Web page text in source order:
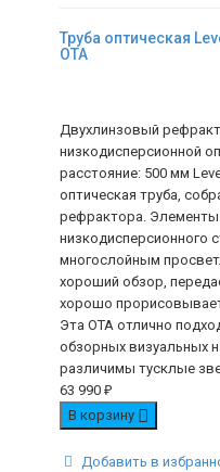
Труба оптическая
OTA
Двухлинзовый
низкодисперсионной
расстояние: 500 мм
оптическая труба,
рефрактора. Элементы
низкодисперсионного
многослойным
хороший обзор,
хорошо
Эта ОТА отлично
обзорных визуальных
различимы тусклые
63 990 ₽
В корзину
Добавить в